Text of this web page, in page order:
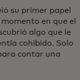
su primer papel
en que el
algo que le
cohibido. Solo
contar una